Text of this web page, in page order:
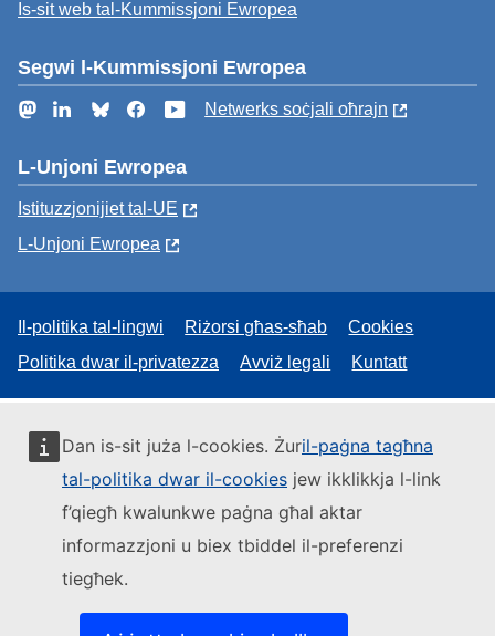
Dan is-sit juża l-cookies. Żuril-paġna tagħna
tal-politika dwar il-cookies jew ikklikkja l-link
f’qiegħ kwalunkwe paġna għal aktar
informazzjoni u biex tbiddel il-preferenzi
tiegħek.
Is-sit web tal-Kummissjoni Ewropea
Segwi l-Kummissjoni Ewropea
MastodonLinkedInBlueskyFacebookYouTube
Netwerks soċjali oħrajn
L-Unjoni Ewropea
Istituzzjonijiet tal-UE
L-Unjoni Ewropea
Il-politika tal-lingwi Riżorsi għas-sħab
Cookies
Politika dwar il-privatezza
Avviż legali Kuntatt